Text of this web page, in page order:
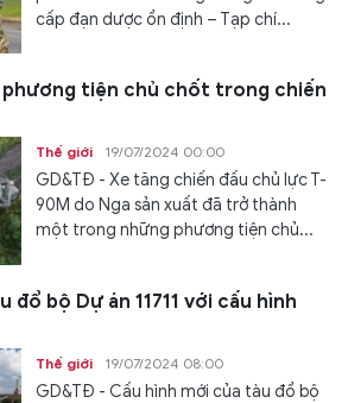
cấp đạn dược ổn định – Tạp chí...
phương tiện chủ chốt trong chiến
Thế giới 19/07/2024 00:00
GD&TĐ - Xe tăng chiến đấu chủ lực T-
90M do Nga sản xuất đã trở thành
một trong những phương tiện chủ...
bộ Dự án 11711 với cấu hình
Thế giới 19/07/2024 08:00
GD&TĐ - Cấu hình mới của tàu đổ bộ